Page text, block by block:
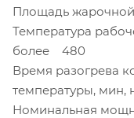
Площадь
Температура
более 480
Время разогрева
температуры,
Номинальная